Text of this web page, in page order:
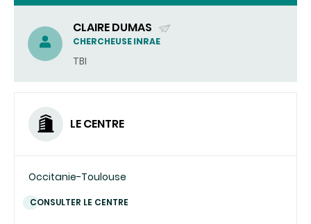
CLAIRE DUMAS
(ENVOYER
UN
CHERCHEUSE INRAE
TBI
LE CENTRE
Occitanie-Toulouse
CONSULTER LE CENTRE